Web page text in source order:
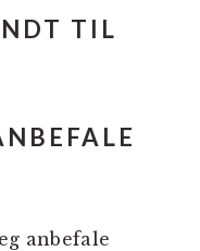
TIL
anbefale